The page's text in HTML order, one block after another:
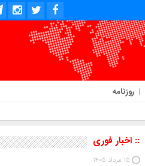
روزنامه
:: اخبار فوری
15 مرداد 1405